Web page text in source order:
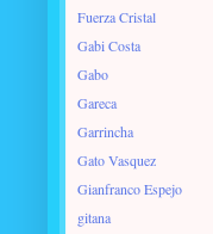
Fuerza Cristal
Gabi Costa
Gabo
Gareca
Garrincha
Gato Vasquez
Gianfranco Espejo
gitana